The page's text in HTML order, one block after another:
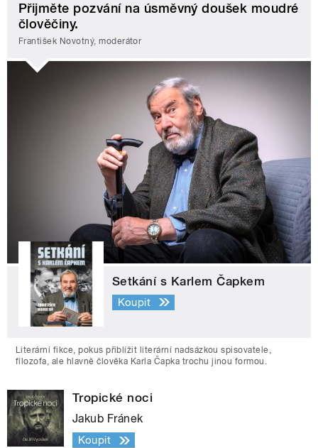
Přijměte pozvání na úsměvný doušek moudré
člověčiny.
František Novotný, moderátor
Setkání s Karlem Čapkem
Koupit
Literární fikce, pokus přiblížit literární nadsázkou spisovatele,
filozofa, ale hlavně člověka Karla Čapka trochu jinou formou.
Tropické noci
Jakub Fránek
Koupit